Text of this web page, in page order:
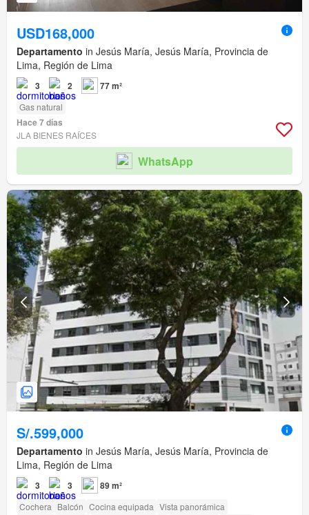
USD168,000
Departamento in Jesús María, Jesús María, Provincia de
Lima, Región de Lima
3 2 77 m²
Gas natural
Hace 7 días
JLA BIENES RAÍCES
WhatsApp
S/.599,000
Departamento in Jesús María, Jesús María, Provincia de
Lima, Región de Lima
3 3 89 m²
Cochera Balcón Cocina equipada Vista panorámica